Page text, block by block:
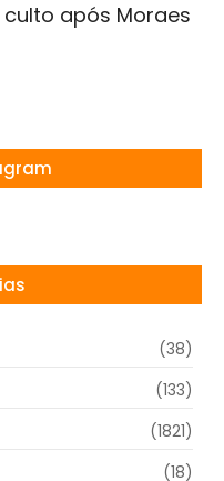
após Moraes
(38)
(133)
(1821)
(18)